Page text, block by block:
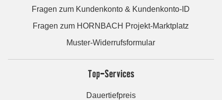
Fragen zum Kundenkonto & Kundenkonto-ID
Fragen zum HORNBACH Projekt-Marktplatz
Muster-Widerrufsformular
Top-Services
Dauertiefpreis